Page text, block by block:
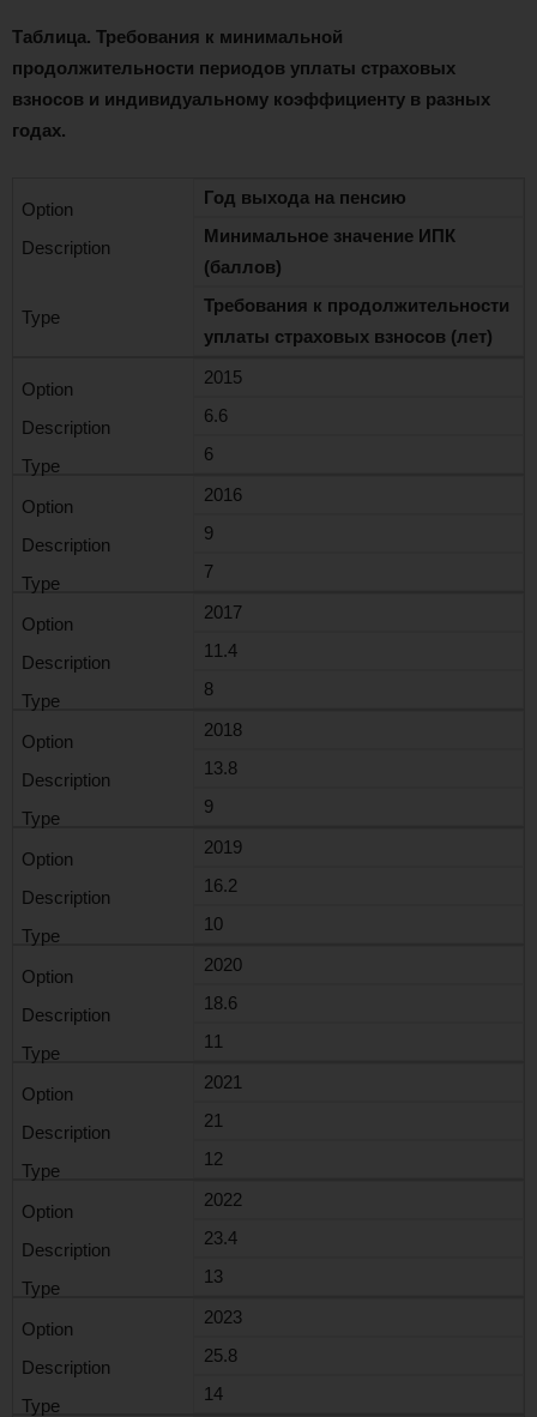
Таблица. Требования к минимальной
продолжительности периодов уплаты страховых
взносов и индивидуальному коэффициенту в разных
годах.
Год выхода на пенсию
Минимальное значение ИПК
(баллов)
Требования к продолжительности
уплаты страховых взносов (лет)
2015
6.6
6
2016
9
7
2017
11.4
8
2018
13.8
9
2019
16.2
10
2020
18.6
11
2021
21
12
2022
23.4
13
2023
25.8
14